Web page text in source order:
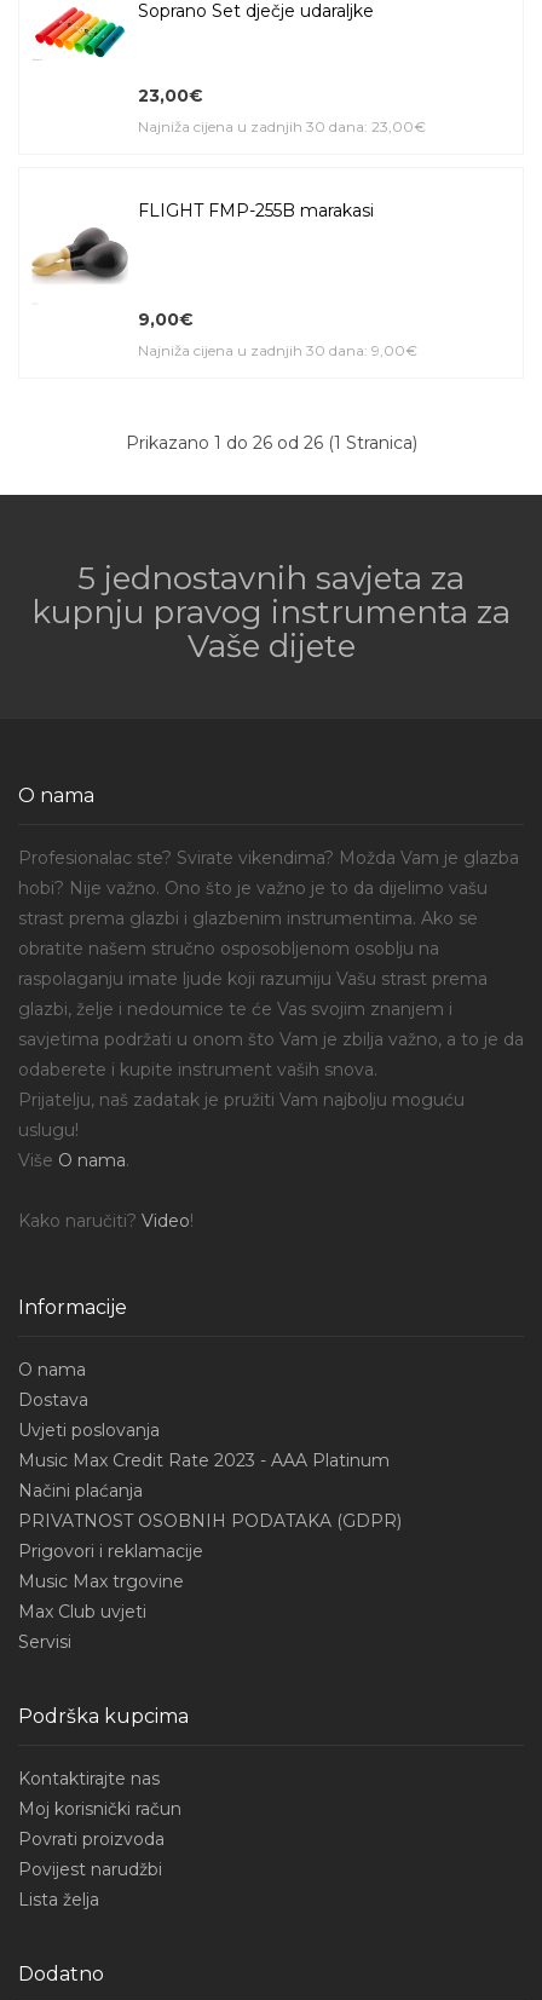
Soprano Set dječje udaraljke
23,00€
Najniža cijena u zadnjih 30 dana: 23,00€
FLIGHT FMP-255B marakasi
9,00€
Najniža cijena u zadnjih 30 dana: 9,00€
Prikazano 1 do 26 od 26 (1 Stranica)
5 jednostavnih savjeta za
kupnju pravog instrumenta za
Vaše dijete
O nama
Profesionalac ste? Svirate vikendima? Možda Vam je glazba
hobi? Nije važno. Ono što je važno je to da dijelimo vašu
strast prema glazbi i glazbenim instrumentima. Ako se
obratite našem stručno osposobljenom osoblju na
raspolaganju imate ljude koji razumiju Vašu strast prema
glazbi, želje i nedoumice te će Vas svojim znanjem i
savjetima podržati u onom što Vam je zbilja važno, a to je da
odaberete i kupite instrument vaših snova.
Prijatelju, naš zadatak je pružiti Vam najbolju moguću
uslugu!
Više O nama.
Kako naručiti? Video!
Informacije
O nama
Dostava
Uvjeti poslovanja
Music Max Credit Rate 2023 - AAA Platinum
Načini plaćanja
PRIVATNOST OSOBNIH PODATAKA (GDPR)
Prigovori i reklamacije
Music Max trgovine
Max Club uvjeti
Servisi
Podrška kupcima
Kontaktirajte nas
Moj korisnički račun
Povrati proizvoda
Povijest narudžbi
Lista želja
Dodatno